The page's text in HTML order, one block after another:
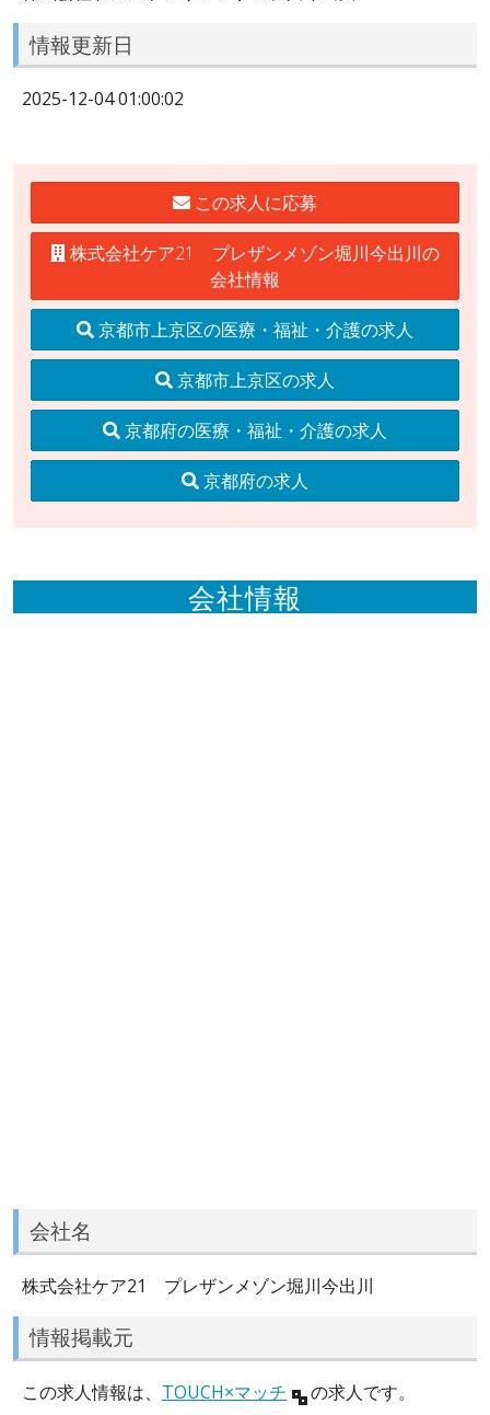
情報更新日
2025-12-04 01:00:02
この求人に応募
株式会社ケア21 プレザンメゾン堀川今出川の
会社情報
京都市上京区の医療・福祉・介護の求人
京都市上京区の求人
京都府の医療・福祉・介護の求人
京都府の求人
会社情報
会社名
株式会社ケア21 プレザンメゾン堀川今出川
情報掲載元
この求人情報は、 TOUCH×マッチ の求人です。